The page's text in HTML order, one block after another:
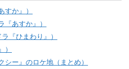
すか』）
『あすか』）
『ひまわり』）
）
ー』のロケ地（まとめ）